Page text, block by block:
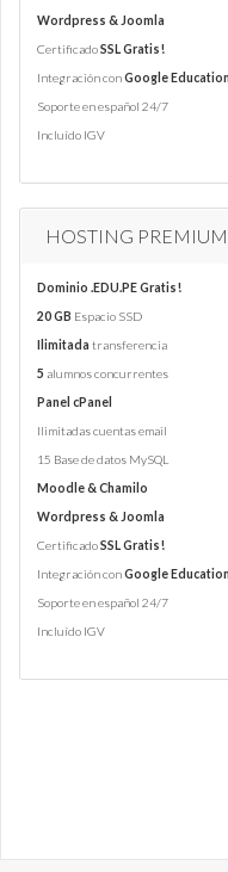
Wordpress & Joomla
CertificadoSSL Gratis!
Integración conGoogle Education
Soporte en español 24/7
Incluído IGV
HOSTING PREMIUM
Dominio .EDU.PE Gratis!
20 GB Espacio SSD
Ilimitada transferencia
5 alumnos concurrentes
Panel cPanel
Ilimitadas cuentas email
15 Base de datos MySQL
Moodle & Chamilo
Wordpress & Joomla
CertificadoSSL Gratis!
Integración conGoogle Education
Soporte en español 24/7
Incluído IGV